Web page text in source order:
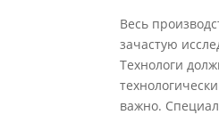
Весь
зачастую
Технологи
важно.